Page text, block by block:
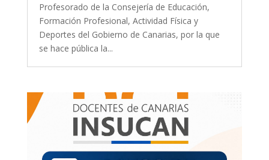
Profesorado de la Consejería de Educación,
Formación Profesional, Actividad Física y
Deportes del Gobierno de Canarias, por la que
se hace pública la...